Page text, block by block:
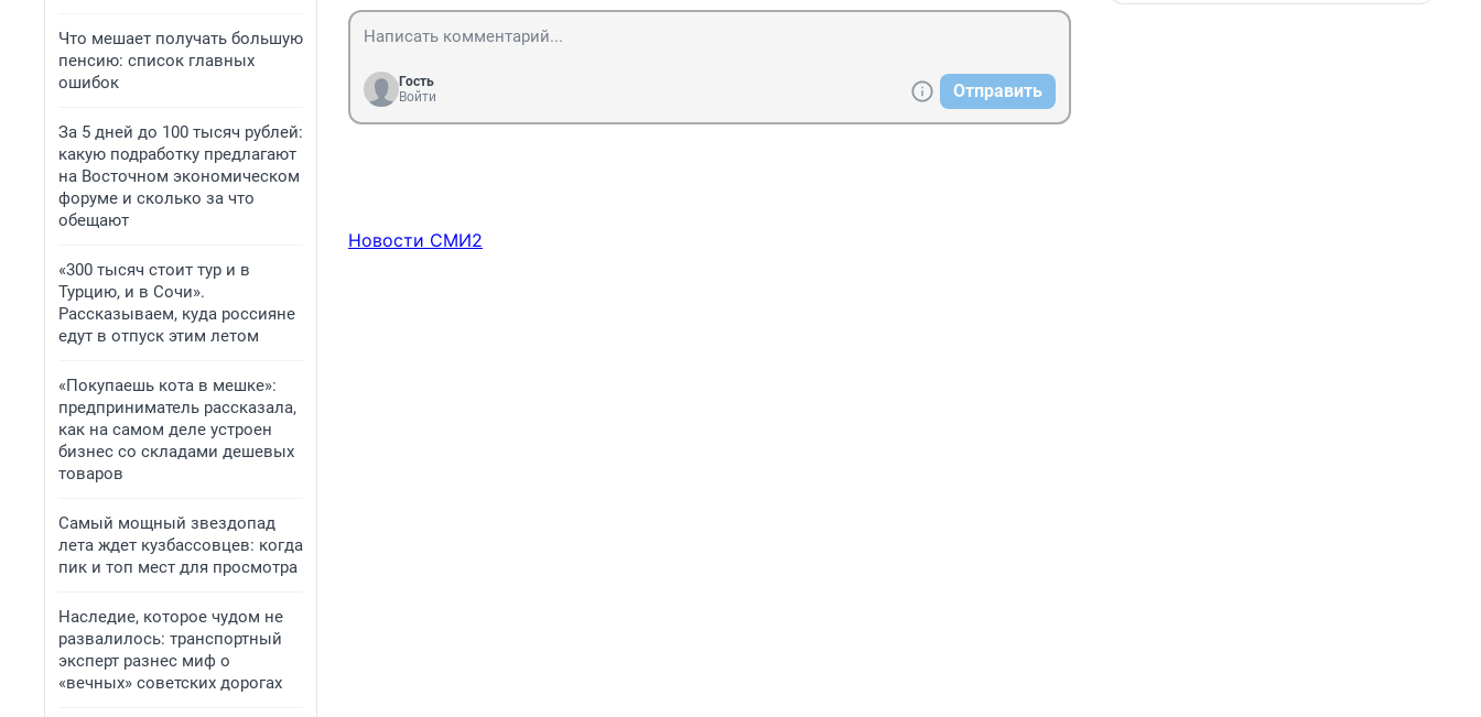
Что мешает получать большую
пенсию: список главных
ошибок
За 5 дней до 100 тысяч рублей:
какую подработку предлагают
на Восточном экономическом
форуме и сколько за что
обещают
«300 тысяч стоит тур и в
Турцию, и в Сочи».
Рассказываем, куда россияне
едут в отпуск этим летом
«Покупаешь кота в мешке»:
предприниматель рассказала,
как на самом деле устроен
бизнес со складами дешевых
товаров
Самый мощный звездопад
лета ждет кузбассовцев: когда
пик и топ мест для просмотра
Наследие, которое чудом не
развалилось: транспортный
эксперт разнес миф о
«вечных» советских дорогах
Гость
Войти
Отправить
Новости СМИ2